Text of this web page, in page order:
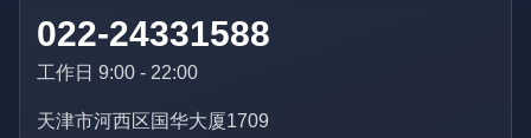
022-24331588
工作日 9:00 - 22:00
天津市河西区国华大厦1709